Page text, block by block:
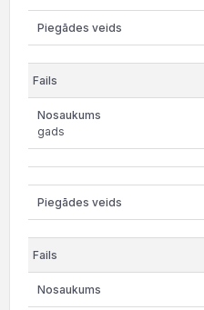
gads